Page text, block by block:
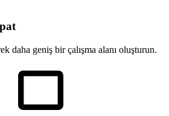
daha geniş bir çalışma alanı oluşturun.